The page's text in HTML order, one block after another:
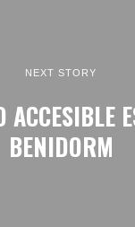
NEXT STORY
ACCESIBLE
BENIDORM